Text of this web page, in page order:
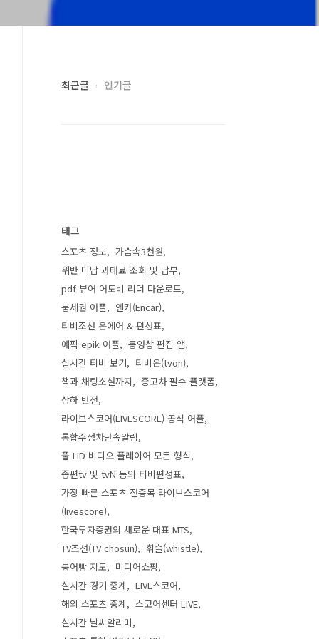
최근글 인기글
태그
스포츠 정보
가슴속3천원
위반 미납 과태료 조회 및 납부
pdf 뷰어 어도비 리더 다운로드
붕세권 어플
엔카(Encar)
티비조선 온에어 & 편성표
에픽 epik 어플
동영상 편집 앱
실시간 티비 보기
티비온(tvon)
책과 채팅소설까지
중고차 필수 플랫폼
상하 반전
라이브스코어(LIVESCORE) 공식 어플
통합주정차단속알림
풀 HD 비디오 플레이어 모든 형식
종편tv 및 tvN 등의 티비편성표
가장 빠른 스포츠 전종목 라이브스코어
(livescore)
한국투자증권의 새로운 대표 MTS
TV조선(TV chosun)
휘슬(whistle)
붕어빵 지도
미디어쇼핑
실시간 경기 중계
LIVE스코어
해외 스포츠 중계
스코어센터 LIVE
실시간 날씨알리미